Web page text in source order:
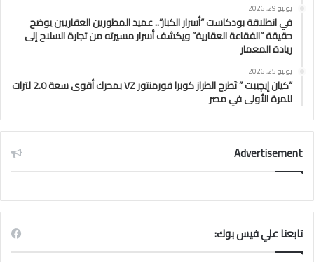
يوليو 29, 2026
في انطلاقة بودكاست “أسرار الكبار”.. عميد المطورين العقاريين يوضح
حقيقة “الفقاعة العقارية” ويكشف أسرار مسيرته من تجارة السلاح إلى
ريادة المعمار
يوليو 25, 2026
“كيان إيچيبت ” تَطرح الطراز كوبرا فورمنتور VZ بمحرك أقوى سعة 2.0 لترات
للمرة الأولى في مصر
Advertisement
تابعنا علي فيس بوك: